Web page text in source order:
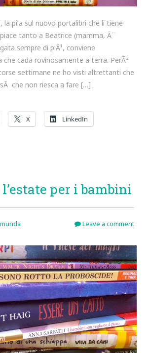
la pila sul nuovo portalibri che li tiene
piace tanto a Beatrice (mamma, Ã¨
sempre di piÃ¹, conviene
cada rovinosamente a terra. PerÃ²
settimane ne ho visti altrettanti che
che non riesca a fare […]
X LinkedIn
per i bambini
Leave a comment